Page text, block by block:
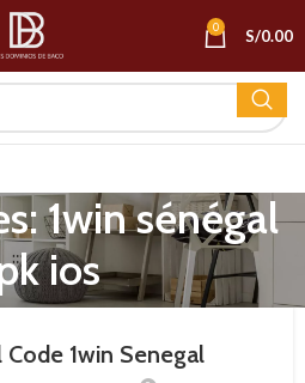
0 S/0.00
1win sénégal
ios
1win Senegal